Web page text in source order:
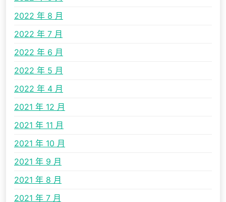
2022 年 8 月
2022 年 7 月
2022 年 6 月
2022 年 5 月
2022 年 4 月
2021 年 12 月
2021 年 11 月
2021 年 10 月
2021 年 9 月
2021 年 8 月
2021 年 7 月